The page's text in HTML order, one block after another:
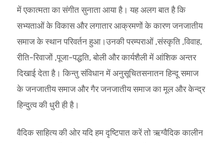
में एकात्मता का संगीत सुनाता आया है। यह अलग बात है कि
सभ्यताओं के विकास और लगातार आक्रमणों के कारण जनजातीय
समाज के स्थान परिवर्तन हुआ।उनकी परम्पराओं ,संस्कृति ,विवाह,
रीति-रिवाजों ,पूजा-पद्धति, बोली और कार्यशैली में आंशिक अन्तर
दिखाई देता है। किन्तु संविधान में अनुसूचितसनातन हिन्दू समाज
के जनजातीय समाज और गैर जनजातीय समाज का मूल और केन्द्र
हिन्दुत्व की धुरी ही है।
वैदिक साहित्य की ओर यदि हम दृष्टिपात करें तो ऋग्वैदिक कालीन